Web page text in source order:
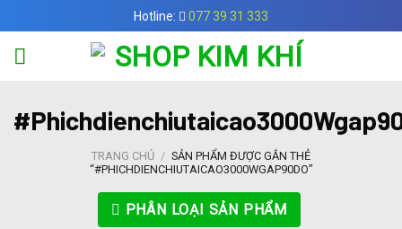
to
content
Hotline: 077 39 31 333
TRANG CHỦ / SẢN PHẨM ĐƯỢC GẮN THẺ
“#PHICHDIENCHIUTAICAO3000WGAP90DO”
PHÂN LOẠI SẢN PHẨM